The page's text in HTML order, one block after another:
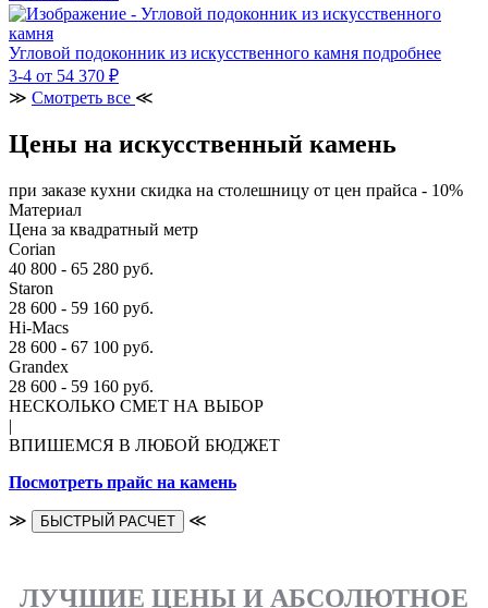
Угловой подоконник из искусственного камня подробнее
3-4 от 54 370 ₽
≫ Смотреть все ≪
Цены на искусственный камень
при заказе кухни скидка на столешницу от цен прайса - 10%
Материал
Цена за квадратный метр
Corian
40 800 - 65 280 руб.
Staron
28 600 - 59 160 руб.
Hi-Macs
28 600 - 67 100 руб.
Grandex
28 600 - 59 160 руб.
НЕСКОЛЬКО СМЕТ НА ВЫБОР
|
ВПИШЕМСЯ В ЛЮБОЙ БЮДЖЕТ
Посмотреть прайс на камень
≫ БЫСТРЫЙ РАСЧЕТ ≪
ЛУЧШИЕ ЦЕНЫ И АБСОЛЮТНОЕ